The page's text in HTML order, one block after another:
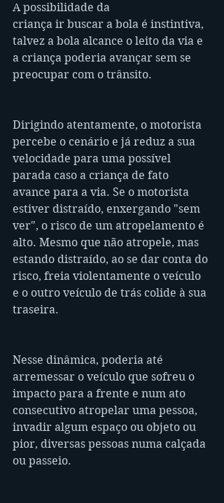
A possibilidade da
criança ir buscar a bola é instintiva,
talvez a bola alcance o leito da via e
a criança poderia avançar sem se
preocupar com o trânsito.
Dirigindo atentamente, o motorista
percebe o cenário e já reduz a sua
velocidade para uma possível
parada caso a criança de fato
avance para a via. Se o motorista
estiver distraído, enxergando "sem
ver", o risco de um atropelamento é
alto. Mesmo que não atropele, mas
estando distraído, ao se dar conta do
risco, freia violentamente o veículo
e o outro veículo de trás colide à sua
traseira.
Nesse dinâmica, poderia até
arremessar o veículo que sofreu o
impacto para a frente e num ato
consecutivo atropelar uma pessoa,
invadir algum espaço ou objeto ou
pior, diversas pessoas numa calçada
ou passeio.